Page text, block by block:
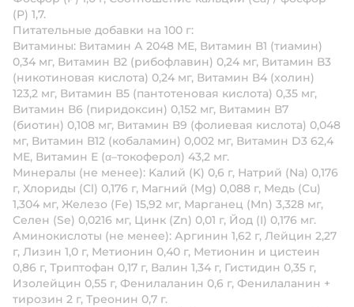
(P) 1,7.
Питательные добавки на 100 г:
Витамины: Витамин А 2048 МЕ, Витамин В1 (тиамин)
0,34 мг, Витамин В2 (рибофлавин) 0,24 мг, Витамин В3
(никотиновая кислота) 0,24 мг, Витамин В4 (холин)
123,2 мг, Витамин В5 (пантотеновая кислота) 0,35 мг,
Витамин В6 (пиридоксин) 0,152 мг, Витамин В7
(биотин) 0,108 мг, Витамин В9 (фолиевая кислота) 0,048
мг, Витамин В12 (кобаламин) 0,002 мг, Витамин D3 62,4
МЕ, Витамин Е (α–токоферол) 43,2 мг.
Минералы (не менее): Kалий (K) 0,6 г, Натрий (Na) 0,176
г, Хлориды (Cl) 0,176 г, Mагний (Mg) 0,088 г, Медь (Cu)
1,304 мг, Железо (Fe) 15,92 мг, Марганец (Mn) 3,328 мг,
Селен (Se) 0,0216 мг, Цинк (Zn) 0,01 г, Йод (I) 0,176 мг.
Аминокислоты (не менее): Аргинин 1,62 г, Лейцин 2,27
г, Лизин 1,0 г, Метионин 0,40 г, Метионин и цистеин
0,86 г, Триптофан 0,17 г, Валин 1,34 г, Гистидин 0,35 г,
Изолейцин 0,55 г, Фенилаланин 0,6 г, Фенилаланин +
тирозин 2 г, Треонин 0,7 г.